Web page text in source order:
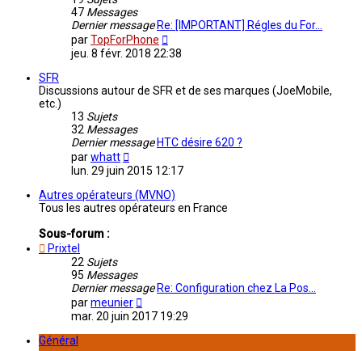
47 Messages
Dernier message Re: [IMPORTANT] Régles du For…
parTopForPhone
le
jeu. 8 févr. 2018 22:38
SFR
Discussions autour de SFR et de ses marques (JoeMobile,
etc.)
13 Sujets
32 Messages
Dernier message HTC désire 620 ?
parwhatt
le
message
lun. 29 juin 2015 12:17
Autres opérateurs (MVNO)
Tous les autres opérateurs en France
Sous-forum :
Prixtel
22 Sujets
95 Messages
Dernier message Re: Configuration chez La Pos…
parmeunier
le
mar. 20 juin 2017 19:29
Général